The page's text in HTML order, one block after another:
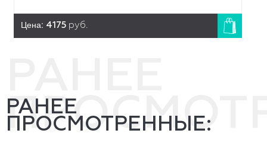
Цена: 4175 руб.
РАНЕЕ
ПРОСМОТРЕННЫЕ: